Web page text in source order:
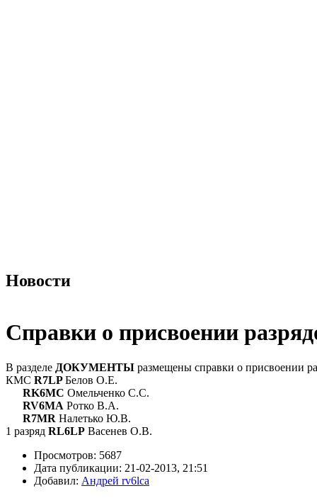
Новости
Справки о присвоении
В разделе ДОКУМЕНТЫ размещены справки о присвоении
КМС R7LPБелов О.Е.
RK6MC Омельченко С.С.
RV6MA Ротко В.А.
R7MR Налетько Ю.В.
1 разряд RL6LP Васенев О.В.
Просмотров: 5687
Дата публикации: 21-02-2013, 21:51
Добавил: Андрей rv6lca